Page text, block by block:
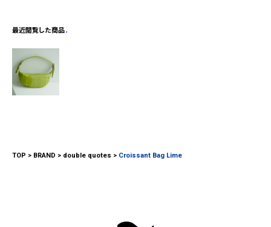
最近閲覧した商品
TOP BRAND double quotes Croissant Bag Lime